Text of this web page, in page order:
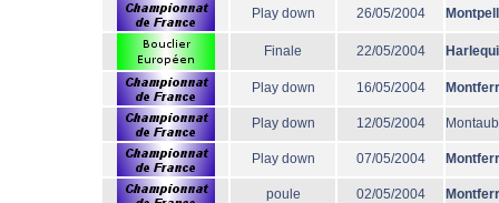
Play down 26/05/2004
Finale 22/05/2004
Play down 16/05/2004
Play down 12/05/2004
Play down 07/05/2004
poule 02/05/2004